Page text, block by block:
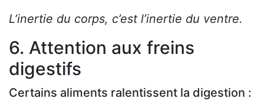
L’inertie du corps, c’est l’inertie du ventre.
6. Attention aux freins
digestifs
Certains aliments ralentissent la digestion :